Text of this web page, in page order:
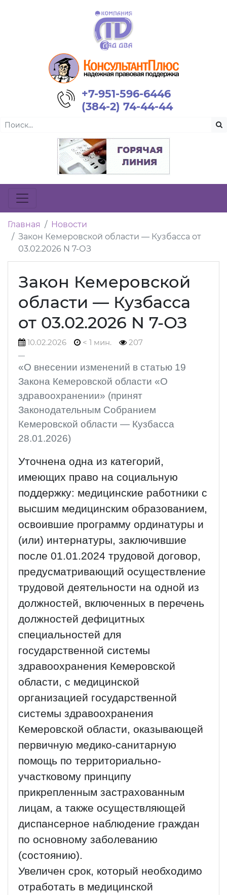
+7-951-596-6446
(384-2) 74-44-44
Главная
Новости
Закон Кемеровской области — Кузбасса от
03.02.2026 N 7-ОЗ
Закон Кемеровской
области — Кузбасса
от 03.02.2026 N 7-ОЗ
10.02.2026 < 1 мин. 207
«О внесении изменений в статью 19
Закона Кемеровской области «О
здравоохранении» (принят
Законодательным Собранием
Кемеровской области — Кузбасса
28.01.2026)
Уточнена одна из категорий,
имеющих право на социальную
поддержку: медицинские работники с
высшим медицинским образованием,
освоившие программу ординатуры и
(или) интернатуры, заключившие
после 01.01.2024 трудовой договор,
предусматривающий осуществление
трудовой деятельности на одной из
должностей, включенных в перечень
должностей дефицитных
специальностей для
государственной системы
здравоохранения Кемеровской
области, с медицинской
организацией государственной
системы здравоохранения
Кемеровской области, оказывающей
первичную медико-санитарную
помощь по территориально-
участковому принципу
прикрепленным застрахованным
лицам, а также осуществляющей
диспансерное наблюдение граждан
по основному заболеванию
(состоянию).
Увеличен срок, который необходимо
отработать в медицинской